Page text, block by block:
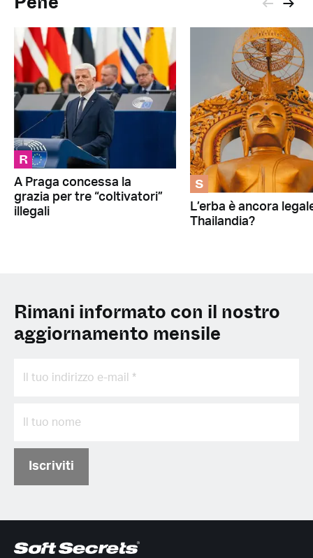
R
A Praga concessa la
grazia per tre “coltivatori”
illegali
S
L’erba è ancora
Thailandia?
Rimani informato con il nostro
aggiornamento mensile
Iscriviti